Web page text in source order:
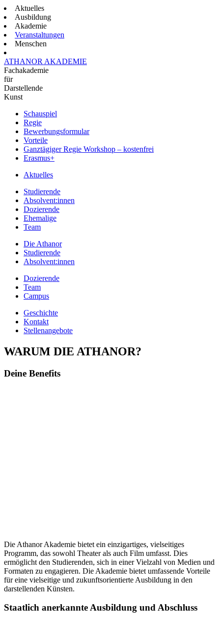
Aktuelles
Ausbildung
Akademie
Veranstaltungen
Menschen
ATHANOR AKADEMIE
Fachakademie
für
Darstellende
Kunst
Schauspiel
Regie
Bewerbungsformular
Vorteile
Ganztägiger Regie Workshop – kostenfrei
Erasmus+
Aktuelles
Studierende
Absolvent:innen
Dozierende
Ehemalige
Team
Die Athanor
Studierende
Absolvent:innen
Dozierende
Team
Campus
Geschichte
Kontakt
Stellenangebote
WARUM DIE ATHANOR?
Deine Benefits
Die Athanor Akademie bietet ein einzigartiges, vielseitiges
Programm, das sowohl Theater als auch Film umfasst. Dies
ermöglicht den Studierenden, sich in einer Vielzahl von Medien und
Formaten zu engagieren. Die Akademie bietet umfassende Vorteile
für eine vielseitige und zukunftsorientierte Ausbildung in den
darstellenden Künsten.
Staatlich anerkannte Ausbildung und Abschluss